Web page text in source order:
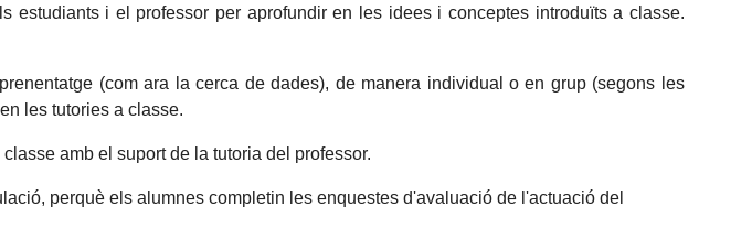
estudiants i el professor per aprofundir en les idees i conceptes introduïts a classe.
(com ara la cerca de dades), de manera individual o en grup (segons les
les tutories a classe.
amb el suport de la tutoria del professor.
perquè els alumnes completin les enquestes d'avaluació de l'actuació del